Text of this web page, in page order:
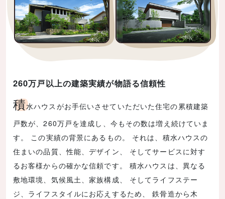
260万戸以上の建築実績が物語る信頼性
積水ハウスがお手伝いさせていただいた住宅の累積建築
戸数が、260万戸を達成し、今もその数は増え続けていま
す。 この実績の背景にあるもの。 それは、積水ハウスの
住まいの品質、性能、デザイン、 そしてサービスに対す
るお客様からの確かな信頼です。 積水ハウスは、異なる
敷地環境、気候風土、家族構成、 そしてライフステー
ジ、ライフスタイルにお応えするため、 鉄骨造から木